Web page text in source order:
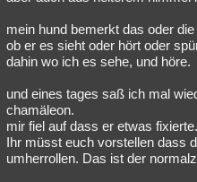
mein hund bemerkt das oder
ob er es sieht oder hört oder
dahin wo ich es sehe, und höre.
und eines tages saß ich mal
chamäleon.
mir fiel auf dass er etwas fixierte.
Ihr müsst euch vorstellen dass
umherrollen. Das ist der